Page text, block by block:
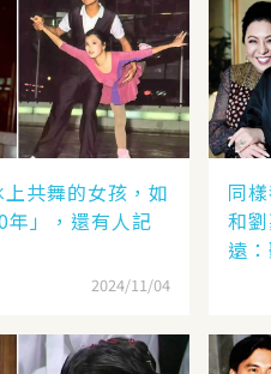
共舞的女孩，如
年」，還有人記
2024/11/04
同
和
遠